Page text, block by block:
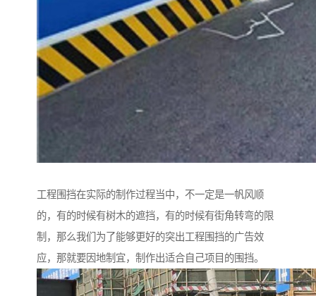
工程围挡在实际的制作过程当中，不一定是一帆风顺
的，有的时候有树木的遮挡，有的时候有街角转弯的限
制，那么我们为了能够更好的突出工程围挡的广告效
应，那就要因地制宜，制作出适合自己项目的围挡。